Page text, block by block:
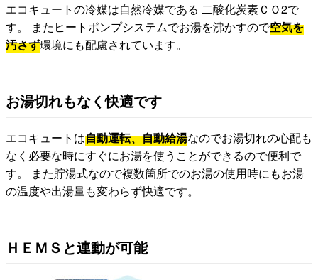
エコキュートの冷媒は自然冷媒である 二酸化炭素ＣＯ2で
す。 またヒートポンプシステムでお湯を沸かすので空気を
汚さず環境にも配慮されています。
お湯切れもなく快適です
エコキュートは自動運転、自動給湯なのでお湯切れの心配も
なく必要な時にすぐにお湯を使うことができるので便利で
す。 また貯湯式なので複数箇所でのお湯の使用時にもお湯
の温度や出湯量も変わらず快適です。
ＨＥＭＳと連動が可能